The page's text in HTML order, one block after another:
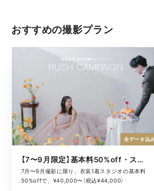
おすすめの撮影プラン
【7〜9月限定】基本料50%off・スタジオキャンペーン
7月〜9月撮影に限り、衣装1着スタジオの基本料
50%offで、¥40,000〜（税込¥44,000）
全データ込